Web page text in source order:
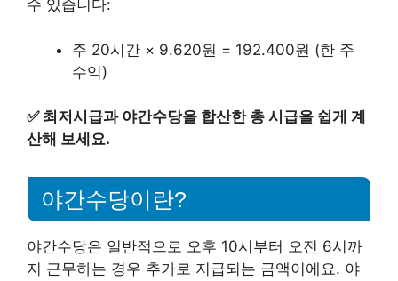
수 있습니다:
주 20시간 × 9.620원 = 192.400원 (한 주
수익)
✅ 최저시급과 야간수당을 합산한 총 시급을 쉽게 계
산해 보세요.
야간수당이란?
야간수당은 일반적으로 오후 10시부터 오전 6시까
지 근무하는 경우 추가로 지급되는 금액이에요. 야